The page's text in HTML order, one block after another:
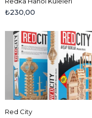
₺230,00
Red City